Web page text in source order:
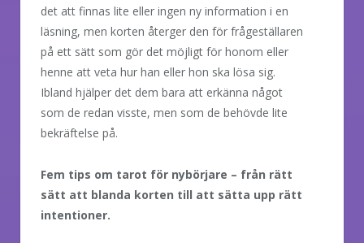
det att finnas lite eller ingen ny information i en
läsning, men korten återger den för frågeställaren
på ett sätt som gör det möjligt för honom eller
henne att veta hur han eller hon ska lösa sig.
Ibland hjälper det dem bara att erkänna något
som de redan visste, men som de behövde lite
bekräftelse på.
Fem tips om tarot för nybörjare – från rätt
sätt att blanda korten till att sätta upp rätt
intentioner.